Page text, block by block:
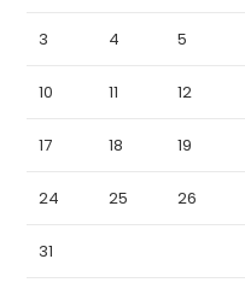
3 4 5
10 11 12
17 18 19
24 25 26
31